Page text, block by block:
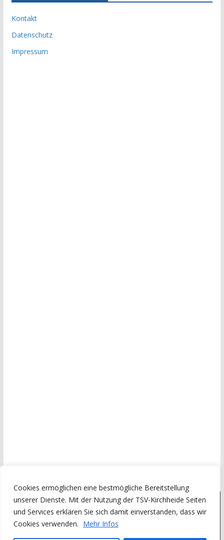
Cookies ermöglichen eine bestmögliche Bereitstellung
unserer Dienste. Mit der Nutzung der TSV-Kirchheide Seiten
und Services erklären Sie sich damit einverstanden, dass wir
Cookies verwenden. Mehr Infos
Kontakt
Datenschutz
Impressum
Copyright © 2026
Turn- und Sportverein Kirchheide von 1945